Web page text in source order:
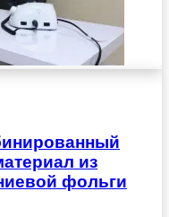
из
фольги